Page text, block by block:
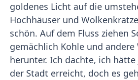
goldenes Licht auf die
Hochhäuser und
schön. Auf dem Fluss ziehen
gemächlich Kohle und andere
herunter. Ich dachte, ich
der Stadt erreicht, doch es